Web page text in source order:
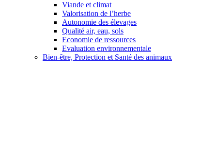
Viande et climat
Valorisation de l’herbe
Autonomie des élevages
Qualité air, eau, sols
Economie de ressources
Evaluation environnementale
Bien-être, Protection et Santé des animaux